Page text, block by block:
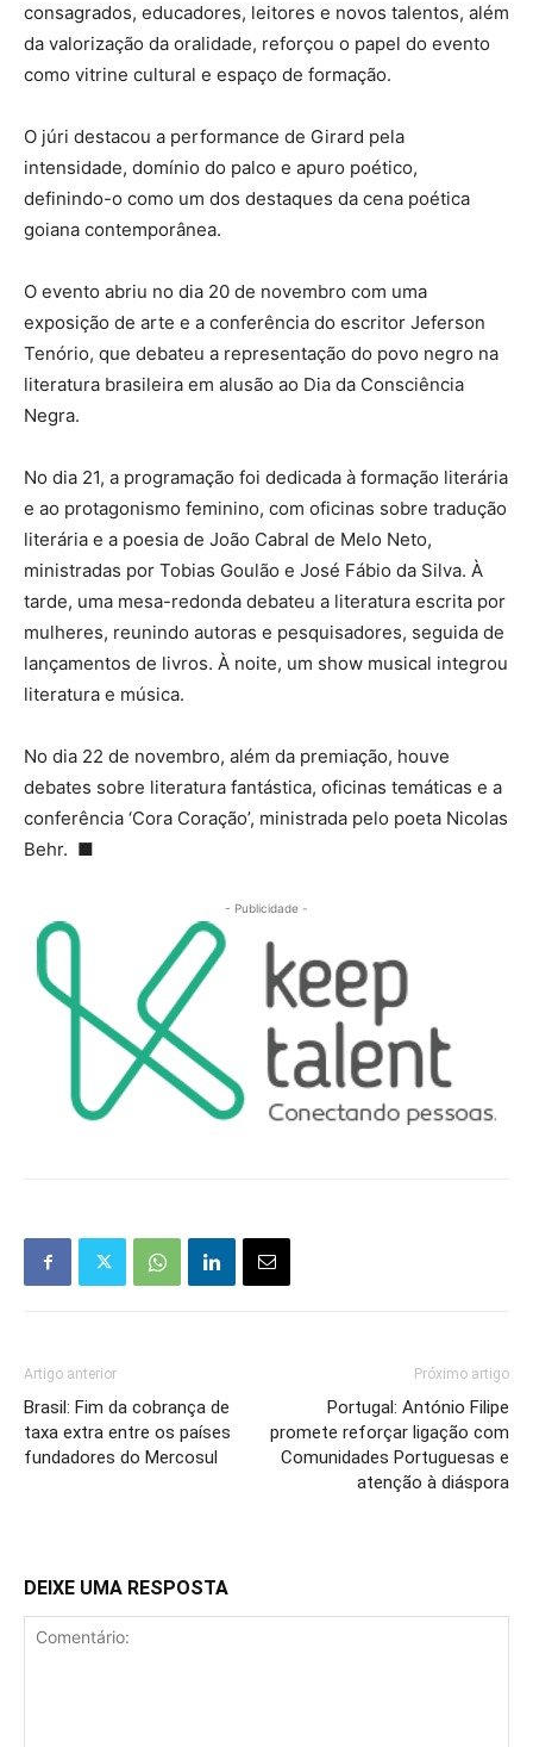
consagrados, educadores, leitores e novos talentos, além
da valorização da oralidade, reforçou o papel do evento
como vitrine cultural e espaço de formação.
O júri destacou a performance de Girard pela
intensidade, domínio do palco e apuro poético,
definindo-o como um dos destaques da cena poética
goiana contemporânea.
O evento abriu no dia 20 de novembro com uma
exposição de arte e a conferência do escritor Jeferson
Tenório, que debateu a representação do povo negro na
literatura brasileira em alusão ao Dia da Consciência
Negra.
No dia 21, a programação foi dedicada à formação literária
e ao protagonismo feminino, com oficinas sobre tradução
literária e a poesia de João Cabral de Melo Neto,
ministradas por Tobias Goulão e José Fábio da Silva. À
tarde, uma mesa-redonda debateu a literatura escrita por
mulheres, reunindo autoras e pesquisadores, seguida de
lançamentos de livros. À noite, um show musical integrou
literatura e música.
No dia 22 de novembro, além da premiação, houve
debates sobre literatura fantástica, oficinas temáticas e a
conferência ‘Cora Coração’, ministrada pelo poeta Nicolas
Behr. ■
- Publicidade -
Artigo anterior
Brasil: Fim da cobrança de
taxa extra entre os países
fundadores do Mercosul
Próximo artigo
Portugal: António Filipe
promete reforçar ligação com
Comunidades Portuguesas e
atenção à diáspora
DEIXE UMA RESPOSTA